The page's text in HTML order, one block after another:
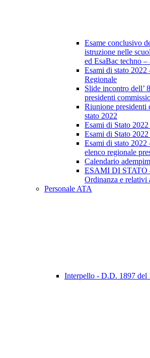
Esame conclusivo
istruzione nelle
ed EsaBac techno
Esami di stato
Regionale
Slide incontro dell’
presidenti
Riunione presidenti
stato 2022
Esami di Stato
Esami di Stato
Esami di stato 2022
elenco regionale
Calendario
ESAMI DI STATO
Ordinanza e relativi
Personale ATA
Interpello - D.D. 1897 del